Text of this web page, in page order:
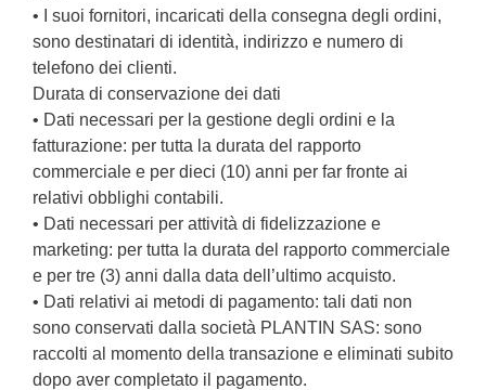
• I suoi fornitori, incaricati della consegna degli ordini,
sono destinatari di identità, indirizzo e numero di
telefono dei clienti.
Durata di conservazione dei dati
• Dati necessari per la gestione degli ordini e la
fatturazione: per tutta la durata del rapporto
commerciale e per dieci (10) anni per far fronte ai
relativi obblighi contabili.
• Dati necessari per attività di fidelizzazione e
marketing: per tutta la durata del rapporto commerciale
e per tre (3) anni dalla data dell’ultimo acquisto.
• Dati relativi ai metodi di pagamento: tali dati non
sono conservati dalla società PLANTIN SAS: sono
raccolti al momento della transazione e eliminati subito
dopo aver completato il pagamento.